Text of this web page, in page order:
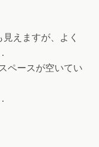
えますが、よく
ペースが空いてい